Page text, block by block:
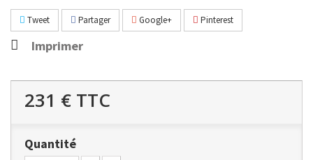
Tweet Partager Google+ Pinterest
Imprimer
231 € TTC
Quantité